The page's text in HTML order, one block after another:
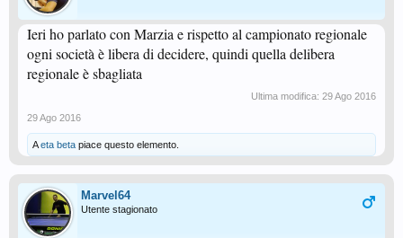
Ieri ho parlato con Marzia e rispetto al campionato regionale
ogni società è libera di decidere, quindi quella delibera
regionale è sbagliata
Ultima modifica: 29 Ago 2016
29 Ago 2016
Aeta beta piace questo elemento.
Marvel64
Utente stagionato